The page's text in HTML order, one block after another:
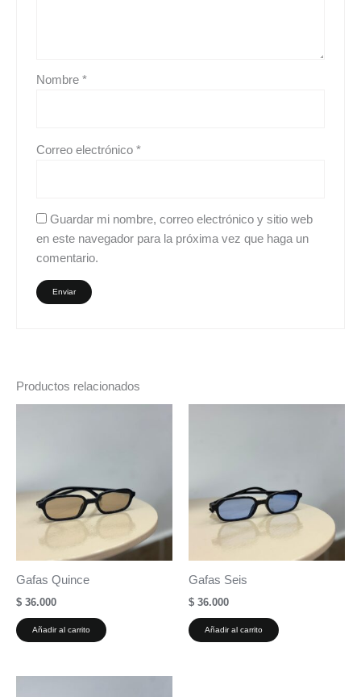
Nombre*
Correo electrónico*
Guardar mi nombre, correo electrónico y sitio web
en este navegador para la próxima vez que haga un
comentario.
Productos relacionados
Gafas Quince
$ 36.000
Añadir al carrito
Gafas Seis
$ 36.000
Añadir al carrito